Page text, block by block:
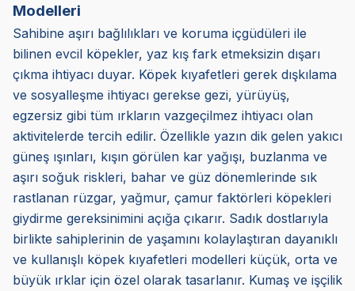
Modelleri
Sahibine aşırı bağlılıkları ve koruma içgüdüleri ile
bilinen evcil köpekler, yaz kış fark etmeksizin dışarı
çıkma ihtiyacı duyar. Köpek kıyafetleri gerek dışkılama
ve sosyalleşme ihtiyacı gerekse gezi, yürüyüş,
egzersiz gibi tüm ırkların vazgeçilmez ihtiyacı olan
aktivitelerde tercih edilir. Özellikle yazın dik gelen yakıcı
güneş ışınları, kışın görülen kar yağışı, buzlanma ve
aşırı soğuk riskleri, bahar ve güz dönemlerinde sık
rastlanan rüzgar, yağmur, çamur faktörleri köpekleri
giydirme gereksinimini açığa çıkarır. Sadık dostlarıyla
birlikte sahiplerinin de yaşamını kolaylaştıran dayanıklı
ve kullanışlı köpek kıyafetleri modelleri küçük, orta ve
büyük ırklar için özel olarak tasarlanır. Kumaş ve işçilik